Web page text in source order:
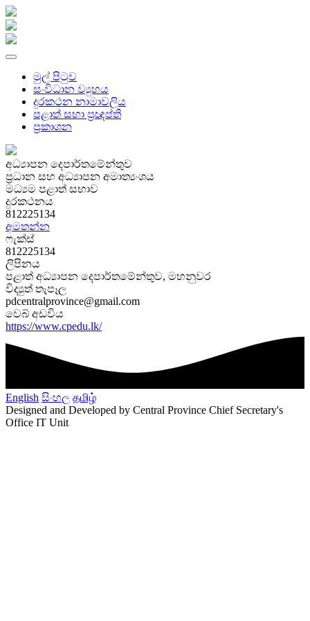
මුල් පිටුව
සංවිධාන ව්‍යුහය
දුරකථන නාමාවලිය
පළාත් සභා ප්‍රඥප්ති
ප්‍රකාශන
අධ්‍යාපන දෙපාර්තමේන්තුව
ප්‍රධාන සහ අධ්‍යාපන අමාත්‍යංශය
මධ්‍යම පළාත් සභාව
දුරකථනය
812225134
අමතන්න
ෆැක්ස්
812225134
ලිපිනය
පළාත් අධ්‍යාපන දෙපාර්තමේන්තුව, මහනුවර
විද්‍යුත් තැපෑල
pdcentralprovince@gmail.com
වෙබ් අඩවිය
https://www.cpedu.lk/
English සිංහල தமிழ்
Designed and Developed by Central Province Chief Secretary's
Office IT Unit